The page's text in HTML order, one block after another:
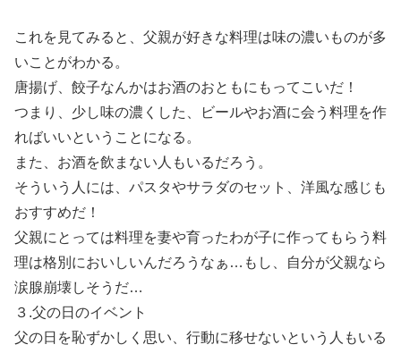
これを見てみると、父親が好きな料理は味の濃いものが多
いことがわかる。
唐揚げ、餃子なんかはお酒のおともにもってこいだ！
つまり、少し味の濃くした、ビールやお酒に会う料理を作
ればいいということになる。
また、お酒を飲まない人もいるだろう。
そういう人には、パスタやサラダのセット、洋風な感じも
おすすめだ！
父親にとっては料理を妻や育ったわが子に作ってもらう料
理は格別においしいんだろうなぁ…もし、自分が父親なら
涙腺崩壊しそうだ…
３.父の日のイベント
父の日を恥ずかしく思い、行動に移せないという人もいる